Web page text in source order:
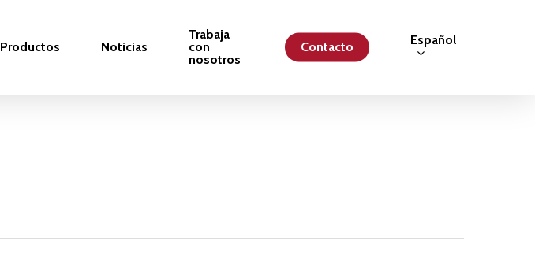
Productos Noticias
Trabaja
con
nosotros
Contacto Español